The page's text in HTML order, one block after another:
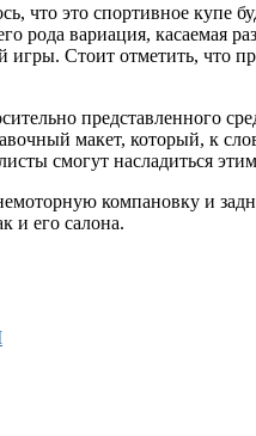
что это спортивное купе
рода вариация, касаемая
игры. Стоит отметить,
представленного
макет, который, к
смогут насладиться
компановку и
и его салона.